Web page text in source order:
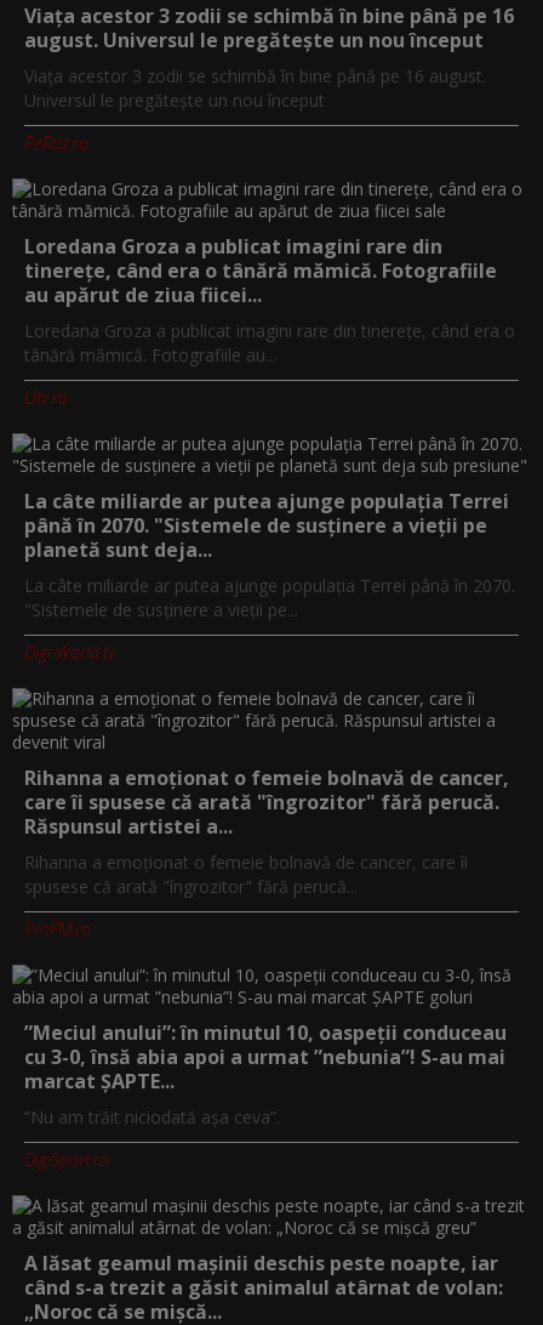
Viața acestor 3 zodii se schimbă în bine până pe 16
august. Universul le pregătește un nou început
Viața acestor 3 zodii se schimbă în bine până pe 16 august.
Universul le pregătește un nou început
PeRoz.ro
Loredana Groza a publicat imagini rare din
tinerețe, când era o tânără mămică. Fotografiile
au apărut de ziua fiicei...
Loredana Groza a publicat imagini rare din tinerețe, când era o
tânără mămică. Fotografiile au...
Utv.ro
La câte miliarde ar putea ajunge populația Terrei
până în 2070. "Sistemele de susținere a vieții pe
planetă sunt deja...
La câte miliarde ar putea ajunge populația Terrei până în 2070.
"Sistemele de susținere a vieții pe...
Digi-World.tv
Rihanna a emoționat o femeie bolnavă de cancer,
care îi spusese că arată "îngrozitor" fără perucă.
Răspunsul artistei a...
Rihanna a emoționat o femeie bolnavă de cancer, care îi
spusese că arată "îngrozitor" fără perucă...
ProFM.ro
”Meciul anului”: în minutul 10, oaspeții conduceau
cu 3-0, însă abia apoi a urmat ”nebunia”! S-au mai
marcat ȘAPTE...
”Nu am trăit niciodată așa ceva”.
DigiSport.ro
A lăsat geamul mașinii deschis peste noapte, iar
când s-a trezit a găsit animalul atârnat de volan:
„Noroc că se mișcă...